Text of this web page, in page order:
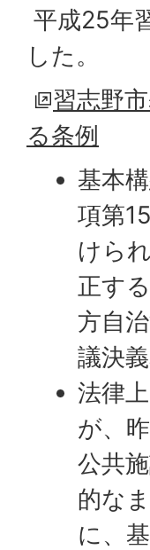
平成25年
した。
習志野
る条例
基本
項第
けら
正す
方自
議決
法律
が、
公共
的な
に、